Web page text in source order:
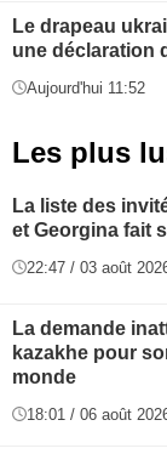
Le drapeau
une déclaration
Aujourd'hui 11:52
Les plus
La liste des
et Georgina fait
22:47 / 03 août
La demande
kazakhe pour
monde
18:01 / 06 août